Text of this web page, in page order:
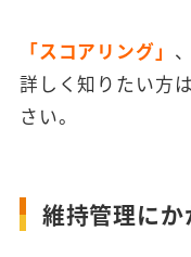
「スコアリング」 、
詳しく知りたい方は
さい。
維持管理にか